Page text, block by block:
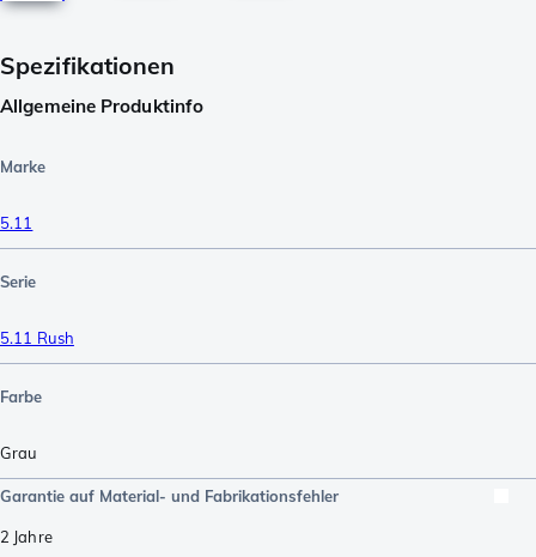
Spezifikationen
Allgemeine Produktinfo
Marke
5.11
Serie
5.11 Rush
Farbe
Grau
Garantie auf Material- und Fabrikationsfehler
2 Jahre